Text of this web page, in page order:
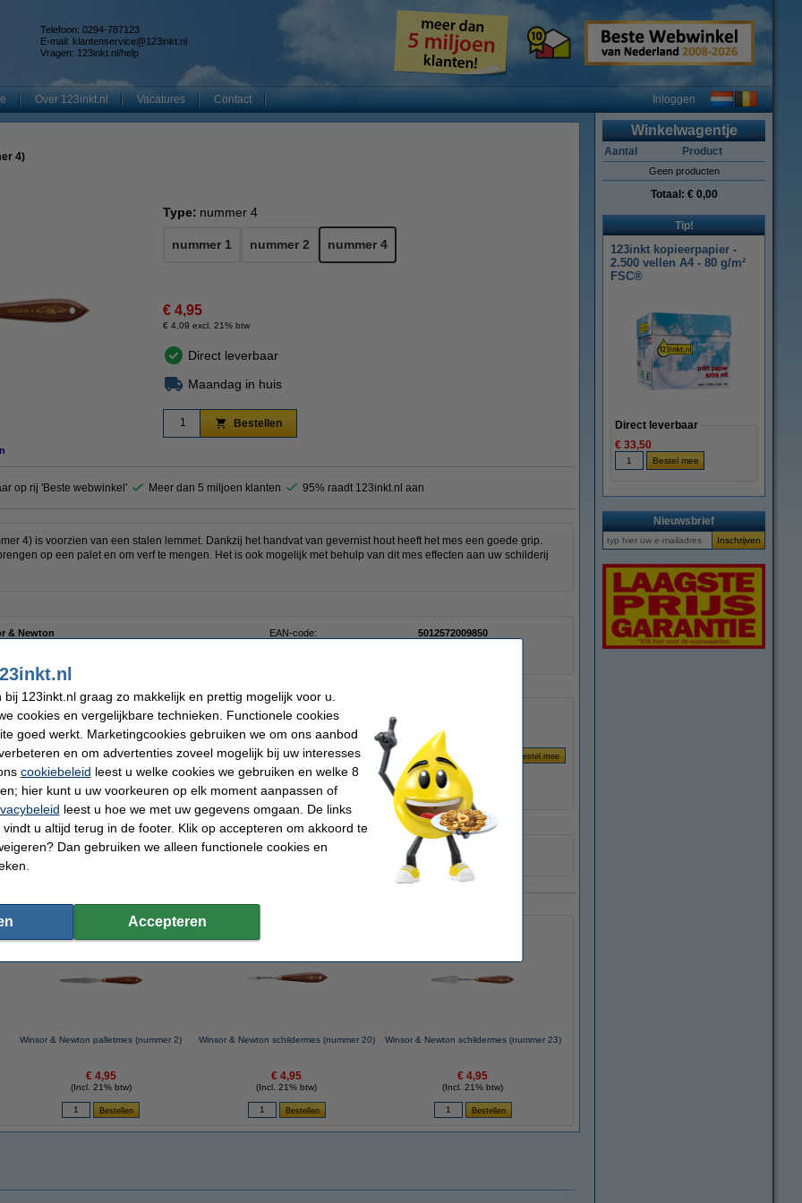
Telefoon: 0294-787123
E-mail: klantenservice@123inkt.nl
Vragen: 123inkt.nl/help
Over 123inkt.nl Vacatures Contact Inloggen
4)
Type: nummer 4
nummer 1 nummer 2 nummer 4
€ 4,95
€ 4,09 excl. 21% btw
Direct leverbaar
Maandag in huis
Bestellen
op rij 'Beste webwinkel' Meer dan 5 miljoen klanten 95% raadt 123inkt.nl aan
4) is voorzien van een stalen lemmet. Dankzij het handvat van gevernist hout heeft het mes een goede grip.
op een palet en om verf te mengen. Het is ook mogelijk met behulp van dit mes effecten aan uw schilderij
& Newton EAN-code:
5012572009850
(75 ml)
Verfpaletten
artikel ook besteld hebben
Winsor & Newton palletmes (nummer 2)
€ 4,95
(Incl. 21% btw)
Winsor & Newton schildermes (nummer 20)
€ 4,95
(Incl. 21% btw)
Winsor & Newton schildermes (nummer 23)
€ 4,95
(Incl. 21% btw)
Winkelwagentje
Aantal Product
Geen producten
Totaal: € 0,00
Tip!
123inkt kopieerpapier -
2.500 vellen A4 - 80 g/m²
FSC®
Direct leverbaar
€ 33,50
Nieuwsbrief
123inkt.nl graag zo makkelijk en prettig mogelijk voor u.
cookies en vergelijkbare technieken. Functionele cookies
goed werkt. Marketingcookies gebruiken we om ons aanbod
en om advertenties zoveel mogelijk bij uw interesses
cookiebeleid leest u welke cookies we gebruiken en welke 8
hier kunt u uw voorkeuren op elk moment aanpassen of
leest u hoe we met uw gegevens omgaan. De links
u altijd terug in de footer. Klik op accepteren om akkoord te
Dan gebruiken we alleen functionele cookies en
Accepteren